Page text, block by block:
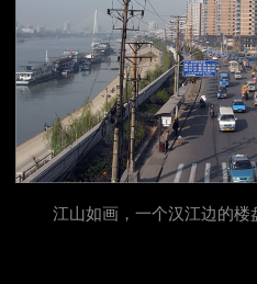
江山如画，一个汉江边的楼